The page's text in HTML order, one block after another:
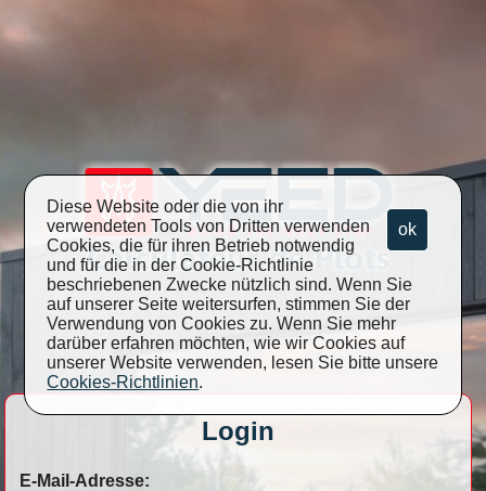
Login
E-Mail-Adresse:
ok
Diese Website oder die von ihr
verwendeten Tools von Dritten verwenden
Cookies, die für ihren Betrieb notwendig
und für die in der Cookie-Richtlinie
beschriebenen Zwecke nützlich sind. Wenn Sie
auf unserer Seite weitersurfen, stimmen Sie der
Verwendung von Cookies zu. Wenn Sie mehr
darüber erfahren möchten, wie wir Cookies auf
unserer Website verwenden, lesen Sie bitte unsere
Cookies-Richtlinien.